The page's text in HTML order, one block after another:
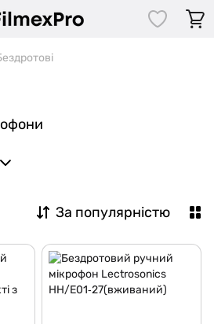
За популярністю